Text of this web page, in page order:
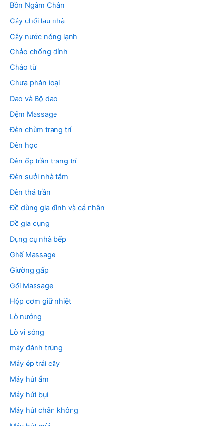
Bồn Ngâm Chân
Cây chổi lau nhà
Cây nước nóng lạnh
Chảo chống dính
Chảo từ
Chưa phân loại
Dao và Bộ dao
Đệm Massage
Đèn chùm trang trí
Đèn học
Đèn ốp trần trang trí
Đèn sưởi nhà tắm
Đèn thả trần
Đồ dùng gia đình và cá nhân
Đồ gia dụng
Dụng cụ nhà bếp
Ghế Massage
Giường gấp
Gối Massage
Hộp cơm giữ nhiệt
Lò nướng
Lò vi sóng
máy đánh trứng
Máy ép trái cây
Máy hút ẩm
Máy hút bụi
Máy hút chân không